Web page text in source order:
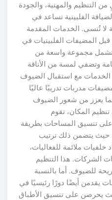
التنظيم والمهنية، والجودة
الفلبينية تساعد في
تُنسى. الخدمات المقدمة
المضيفات الفلبينيات في
تشمل مجموعة واسعة من
وتضفي لمسة من الأناقة
الخدمات مع استقبال الضيوف
مدربات تدريبًا عاليًا
يعزز من شعور الضيوف
تنظيم المكان، تقوم
على تنسيق المساحات بطريقة
حيث يتضمن ذلك ترتيب
خلفيات ملائمة للفعاليات،
الشركات. هذا التنظيم
للضيوف. أما بالنسبة
يقدمن أيضًا دورًا رئيسيًا في
يحرصن على تنسيق الأطباق